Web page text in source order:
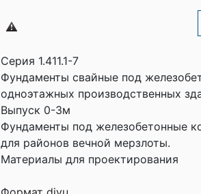
Серия 1.411.1-7
Фундаменты свайные под
одноэтажных производственных
Выпуск 0-3м
Фундаменты под железобетонные
для районов вечной мерзлоты.
Материалы для проектирования